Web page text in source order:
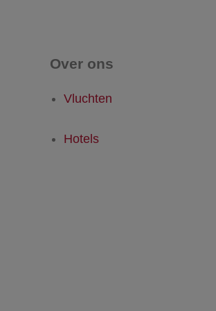
Over ons
Vluchten
Hotels